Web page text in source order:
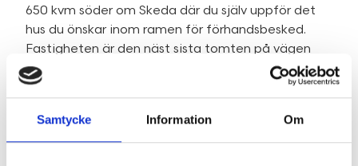
Samtycke Information Om
650 kvm söder om Skeda där du själv uppför det
hus du önskar inom ramen för förhandsbesked.
Fastigheten är den näst sista tomten på vägen
och ni hittar flera nybyggda villor längst den
vackra grusvägen och el finns framdraget till
Enskilt vatten och avlopp krävs och de byggbodar
som står på tomten får man ta över och nyttja